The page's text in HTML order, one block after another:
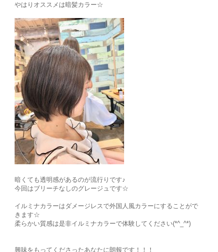
やはりオススメは暗髪カラー☆
暗くても透明感があるのが流行りです♪
今回はブリーチなしのグレージュです☆
イルミナカラーはダメージレスで外国人風カラーにすることがで
きます☆
柔らかい質感は是非イルミナカラーで体験してください(*^_^*)
興味をもってくださったあなたに朗報です！！！